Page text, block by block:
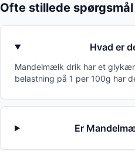
Ofte stillede spørgsmål
Hvad er
Mandelmælk drik har et
belastning på 1 per 100g har
Er